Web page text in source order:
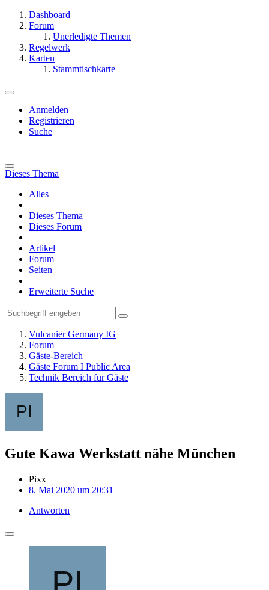
Dashboard
Forum
Unerledigte Themen
Regelwerk
Karten
Stammtischkarte
Anmelden
Registrieren
Suche
Dieses Thema
Alles
Dieses Thema
Dieses Forum
Artikel
Forum
Seiten
Erweiterte Suche
Vulcanier Germany IG
Forum
Gäste-Bereich
Gäste Forum I Public Area
Technik Bereich für Gäste
Gute Kawa Werkstatt nähe München
Pixx
8. Mai 2020 um 20:31
Antworten